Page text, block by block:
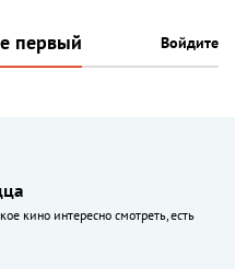
первый Войдите
кино интересно смотреть, есть